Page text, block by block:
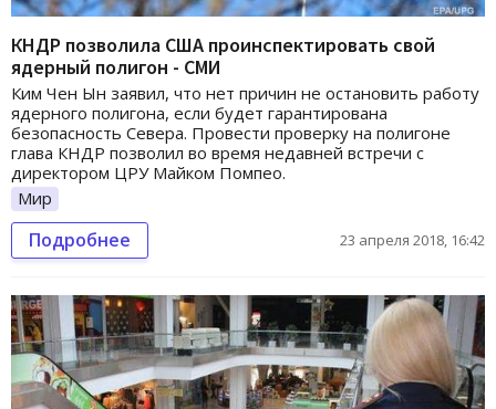
КНДР позволила США проинспектировать свой
ядерный полигон - СМИ
Ким Чен Ын заявил, что нет причин не остановить работу
ядерного полигона, если будет гарантирована
безопасность Севера. Провести проверку на полигоне
глава КНДР позволил во время недавней встречи с
директором ЦРУ Майком Помпео.
Мир
Подробнее 23 апреля 2018, 16:42